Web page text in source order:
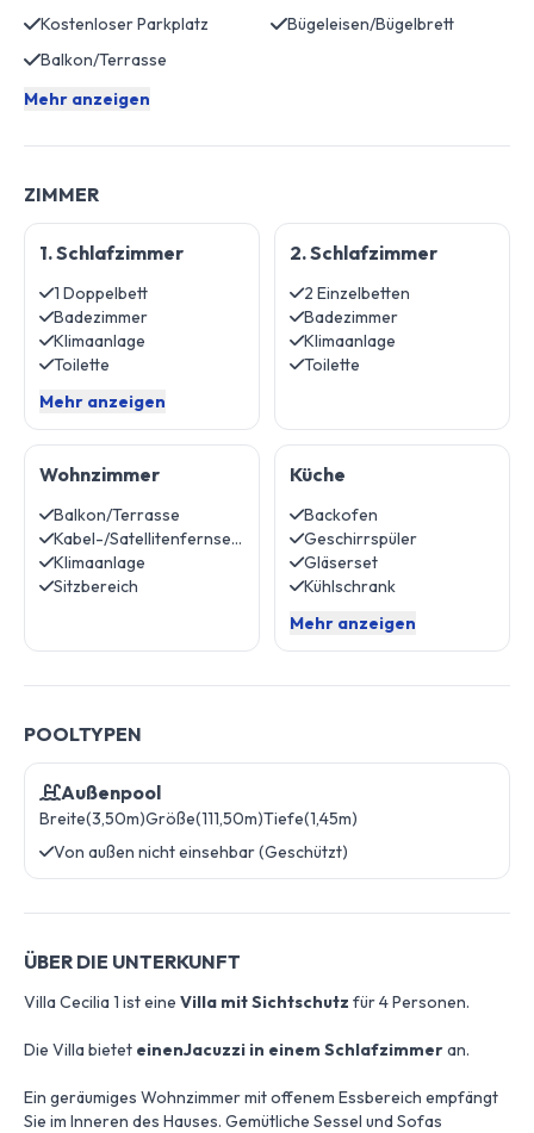
Kostenloser Parkplatz
Bügeleisen/Bügelbrett
Balkon/Terrasse
Mehr anzeigen
ZIMMER
1. Schlafzimmer
1 Doppelbett
Badezimmer
Klimaanlage
Toilette
Mehr anzeigen
2. Schlafzimmer
2 Einzelbetten
Badezimmer
Klimaanlage
Toilette
Wohnzimmer
Balkon/Terrasse
Kabel-/Satellitenfernsehen
Klimaanlage
Sitzbereich
Küche
Backofen
Geschirrspüler
Gläserset
Kühlschrank
Mehr anzeigen
POOLTYPEN
Außenpool
Breite(3,50m)Größe(111,50m)Tiefe(1,45m)
Von außen nicht einsehbar (Geschützt)
ÜBER DIE UNTERKUNFT
Villa Cecilia 1 ist eine Villa mit Sichtschutz für 4 Personen.
Die Villa bietet einenJacuzzi in einem Schlafzimmeran.
Ein geräumiges Wohnzimmer mit offenem Essbereich empfängt
Sie im Inneren des Hauses. Gemütliche Sessel und Sofas